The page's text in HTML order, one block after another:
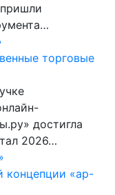
торговые
достигла
2026…
концепции «ар-